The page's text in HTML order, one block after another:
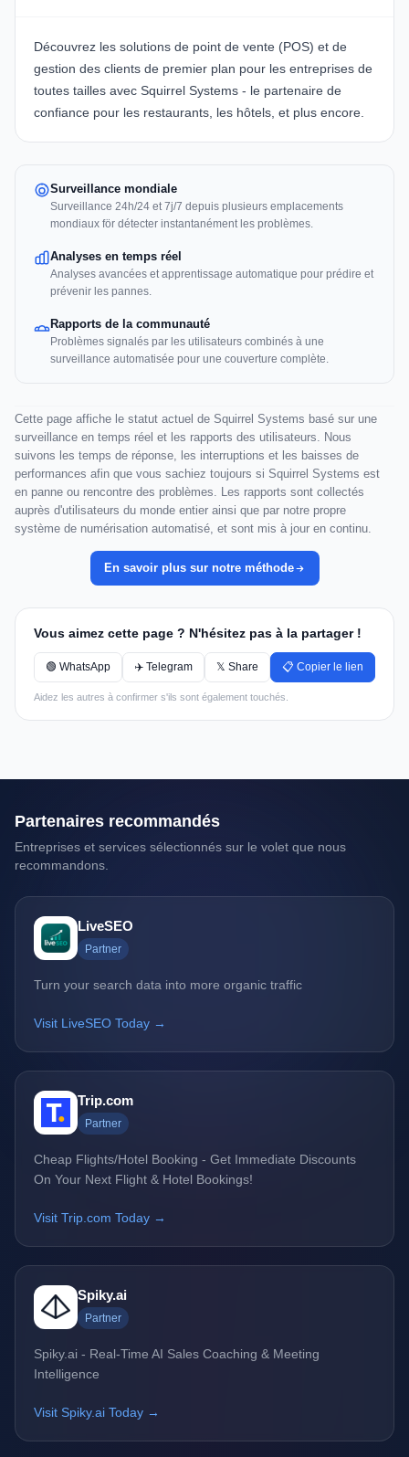
Découvrez les solutions de point de vente (POS) et de
gestion des clients de premier plan pour les entreprises de
toutes tailles avec Squirrel Systems - le partenaire de
confiance pour les restaurants, les hôtels, et plus encore.
Surveillance mondiale
Surveillance 24h/24 et 7j/7 depuis plusieurs emplacements
mondiaux för détecter instantanément les problèmes.
Analyses en temps réel
Analyses avancées et apprentissage automatique pour prédire et
prévenir les pannes.
Rapports de la communauté
Problèmes signalés par les utilisateurs combinés à une
surveillance automatisée pour une couverture complète.
Cette page affiche le statut actuel de Squirrel Systems basé sur une
surveillance en temps réel et les rapports des utilisateurs. Nous
suivons les temps de réponse, les interruptions et les baisses de
performances afin que vous sachiez toujours si Squirrel Systems est
en panne ou rencontre des problèmes. Les rapports sont collectés
auprès d'utilisateurs du monde entier ainsi que par notre propre
système de numérisation automatisé, et sont mis à jour en continu.
En savoir plus sur notre méthode
Vous aimez cette page ? N'hésitez pas à la partager !
🟢 WhatsApp ✈️ Telegram 𝕏 Share 📋 Copier le lien
Aidez les autres à confirmer s'ils sont également touchés.
Partenaires recommandés
Entreprises et services sélectionnés sur le volet que nous
recommandons.
LiveSEO
Partner
Turn your search data into more organic traffic
Visit LiveSEO Today →
Trip.com
Partner
Cheap Flights/Hotel Booking - Get Immediate Discounts
On Your Next Flight & Hotel Bookings!
Visit Trip.com Today →
Spiky.ai
Partner
Spiky.ai - Real-Time AI Sales Coaching & Meeting
Intelligence
Visit Spiky.ai Today →